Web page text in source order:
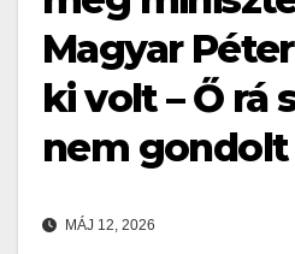
Magyar
ki volt – Ő rá
nem gondolt
MÁJ 12, 2026